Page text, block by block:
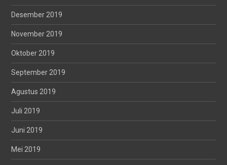
Desember 2019
November 2019
Oktober 2019
September 2019
Agustus 2019
Juli 2019
Juni 2019
Mei 2019